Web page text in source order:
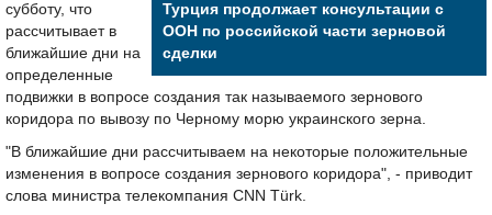
Турция продолжает консультации с
ООН по российской части зерновой
сделки
субботу, что
рассчитывает в
ближайшие дни на
определенные
подвижки в вопросе создания так называемого зернового
коридора по вывозу по Черному морю украинского зерна.
"В ближайшие дни рассчитываем на некоторые положительные
изменения в вопросе создания зернового коридора", - приводит
слова министра телекомпания CNN Türk.